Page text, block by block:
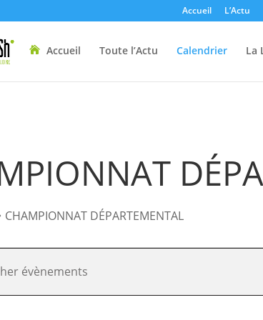
Accueil L’Actu
Accueil Toute l’Actu Calendrier La
CHAMPIONNAT DÉPARTEMENTAL